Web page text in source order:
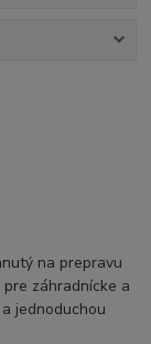
na prepravu
záhradnícke a
jednoduchou